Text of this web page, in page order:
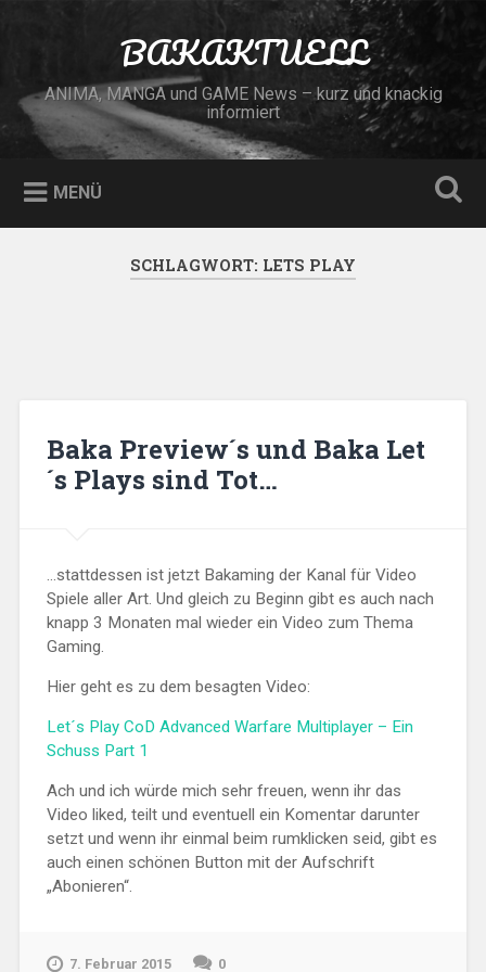
BAKAKTUELL
ANIMA, MANGA und GAME News – kurz und knackig
informiert
MENÜ
SCHLAGWORT: LETS PLAY
Baka Preview´s und Baka Let
´s Plays sind Tot…
…stattdessen ist jetzt Bakaming der Kanal für Video
Spiele aller Art. Und gleich zu Beginn gibt es auch nach
knapp 3 Monaten mal wieder ein Video zum Thema
Gaming.
Hier geht es zu dem besagten Video:
Let´s Play CoD Advanced Warfare Multiplayer – Ein
Schuss Part 1
Ach und ich würde mich sehr freuen, wenn ihr das
Video liked, teilt und eventuell ein Komentar darunter
setzt und wenn ihr einmal beim rumklicken seid, gibt es
auch einen schönen Button mit der Aufschrift
„Abonieren“.
7. Februar 2015 0